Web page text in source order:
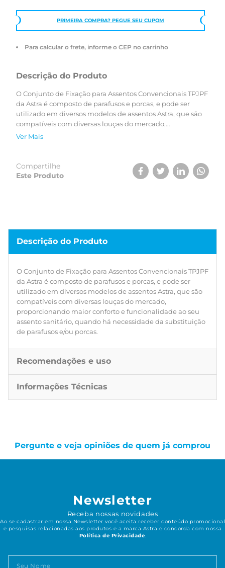
PRIMEIRA COMPRA? PEGUE SEU CUPOM
Para calcular o frete, informe o CEP no carrinho
Descrição do Produto
O Conjunto de Fixação para Assentos Convencionais TPJPF
da Astra é composto de parafusos e porcas, e pode ser
utilizado em diversos modelos de assentos Astra, que são
compatíveis com diversas louças do mercado,
proporcionando maior conforto e funcionalidade ao seu
Ver Mais
Compartilhe
Este Produto
Descrição do Produto
O Conjunto de Fixação para Assentos Convencionais TPJPF
da Astra é composto de parafusos e porcas, e pode ser
utilizado em diversos modelos de assentos Astra, que são
compatíveis com diversas louças do mercado,
proporcionando maior conforto e funcionalidade ao seu
assento sanitário, quando há necessidade da substituição
de parafusos e/ou porcas.
Recomendações e uso
Informações Técnicas
Pergunte e veja opiniões de quem já comprou
Newsletter
Receba nossas novidades
Ao se cadastrar em nossa Newsletter você aceita receber conteúdo promocional
e pesquisas relacionadas aos produtos e a marca Astra e concorda com nossa
Política de Privacidade